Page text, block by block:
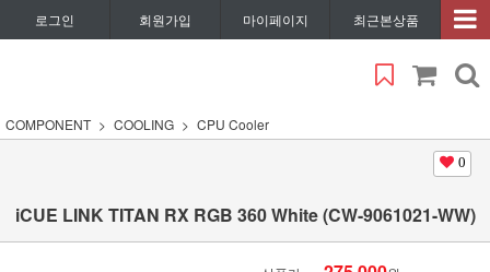
로그인 회원가입 마이페이지 최근본상품
COMPONENT COOLING CPU Cooler
0
iCUE LINK TITAN RX RGB 360 White (CW-9061021-WW)